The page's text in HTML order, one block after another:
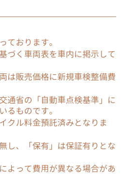
ております。
づく車両表を車内に掲示して
は販売価格に新規車検整備費
通省の「自動車点検基準」に
るものです。
クル料金預託済みとなりま
し、「保有」は保証有りとな
よって費用が異なる場合があ